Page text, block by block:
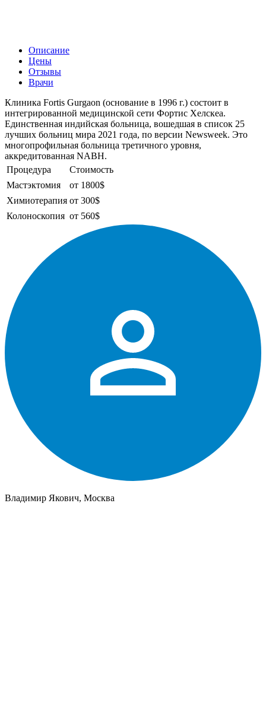
Описание
Цены
Отзывы
Врачи
Клиника Fortis Gurgaon (основание в 1996 г.) состоит в
интегрированной медицинской сети Фортис Хелскеа.
Единственная индийская больница, вошедшая в список 25
лучших больниц мира 2021 года, по версии Newsweek. Это
многопрофильная больница третичного уровня,
аккредитованная NABH.
Процедура
Стоимость
Мастэктомия
от 1800$
Химиотерапия от 300$
Колоноскопия от 560$
Владимир Якович, Москва